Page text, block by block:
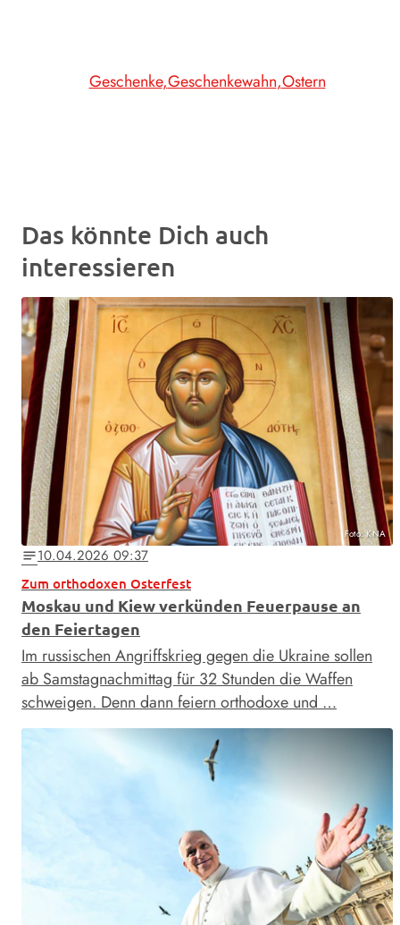
Geschenke Geschenkewahn Ostern
Das könnte Dich auch
interessieren
Foto: KNA
notes10.04.2026 09:37
Zum orthodoxen Osterfest
Moskau und Kiew verkünden Feuerpause an
den Feiertagen
Im russischen Angriffskrieg gegen die Ukraine sollen
ab Samstagnachmittag für 32 Stunden die Waffen
schweigen. Denn dann feiern orthodoxe und …